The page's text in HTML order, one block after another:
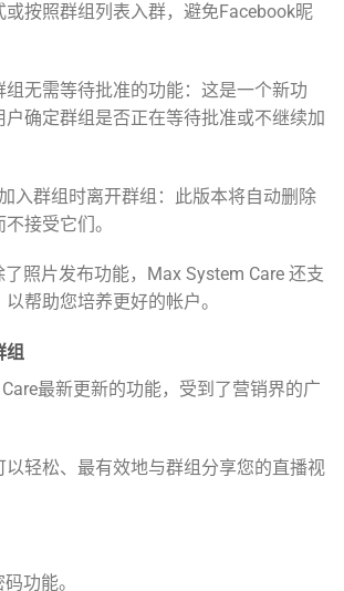
或按照群组列表入群，避免Facebook昵
组无需等待批准的功能：这是一个新功
户确定群组是否正在等待批准或不继续加
入群组时离开群组：此版本将自动删除
接受它们。
照片发布功能，Max System Care 还支
帮助您培养更好的帐户。
组
最新更新的功能，受到了营销界的广
以轻松、最有效地与群组分享您的直播视
功能。